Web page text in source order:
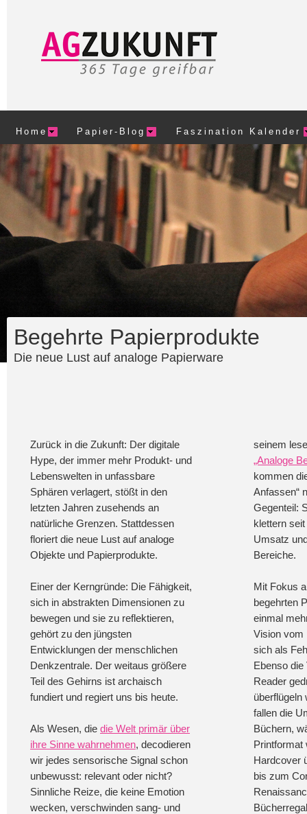
Home Papier-Blog Faszination Kalender
Begehrte Papierprodukte
Die neue Lust auf analoge Papierware
Zurück in die Zukunft: Der digitale
Hype, der immer mehr Produkt- und
Lebenswelten in unfassbare
Sphären verlagert, stößt in den
letzten Jahren zusehends an
natürliche Grenzen. Stattdessen
floriert die neue Lust auf analoge
Objekte und Papierprodukte.
Einer der Kerngründe: Die Fähigkeit,
sich in abstrakten Dimensionen zu
bewegen und sie zu reflektieren,
gehört zu den jüngsten
Entwicklungen der menschlichen
Denkzentrale. Der weitaus größere
Teil des Gehirns ist archaisch
fundiert und regiert uns bis heute.
Als Wesen, die die Welt primär über
ihre Sinne wahrnehmen, decodieren
wir jedes sensorische Signal schon
unbewusst: relevant oder nicht?
Sinnliche Reize, die keine Emotion
wecken, verschwinden sang- und
seinem
„Analoge
kommen
Anfassen“
Gegenteil:
klettern
Umsatz
Bereiche.
Mit Fokus
begehrten
einmal
Vision vom
sich als
Ebenso
Reader
überflügeln
fallen die
Büchern,
Printformat
Hardcover
bis zum